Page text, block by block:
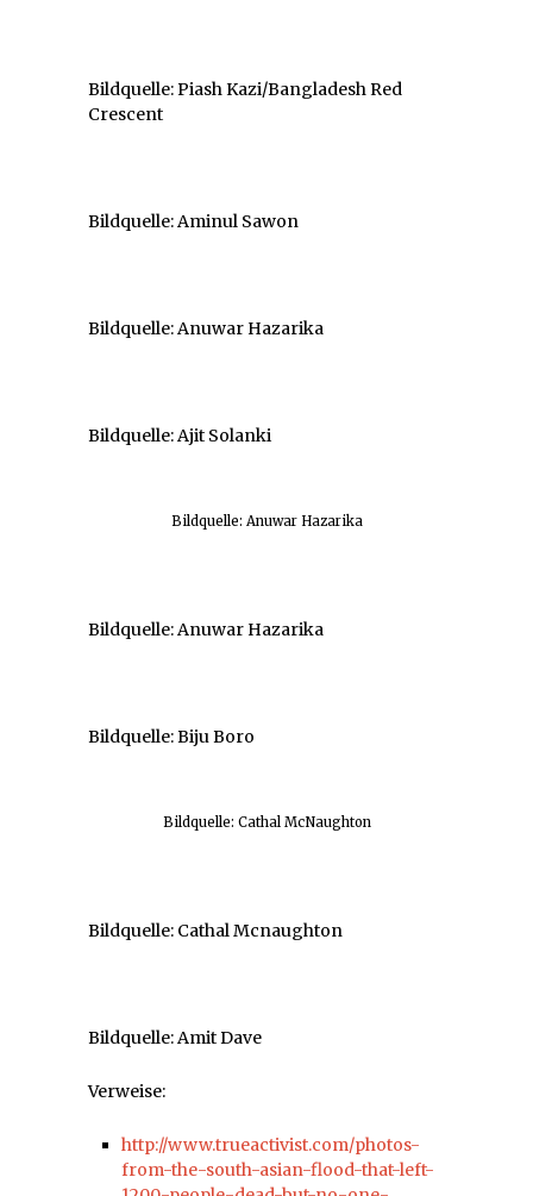
Bildquelle: Piash Kazi/Bangladesh Red
Crescent
Bildquelle: Aminul Sawon
Bildquelle: Anuwar Hazarika
Bildquelle: Ajit Solanki
Bildquelle: Anuwar Hazarika
Bildquelle: Anuwar Hazarika
Bildquelle: Biju Boro
Bildquelle: Cathal McNaughton
Bildquelle: Cathal Mcnaughton
Bildquelle: Amit Dave
Verweise:
http://www.trueactivist.com/photos-
from-the-south-asian-flood-that-left-